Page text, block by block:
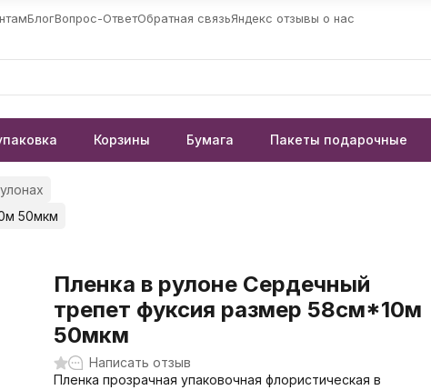
БлогВопрос-ОтветОбратная связьЯндекс отзывы о нас
Корзины Бумага Пакеты подарочные
50мкм
Пленка в рулоне Сердечный
трепет фуксия размер 58см*10м
50мкм
Написать отзыв
Пленка прозрачная упаковочная флористическая в